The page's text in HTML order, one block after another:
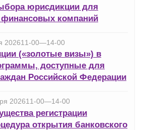
юрисдикции для
компаний
202611-00—14-00
(«золотые визы») в
доступные для
Российской Федерации
202611-00—14-00
регистрации
открытия банковского